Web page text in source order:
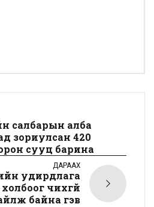
салбарын алба
зориулсан 420
сууц барина
ДАРААХ
удирдлага
чихгүй
байна гэв